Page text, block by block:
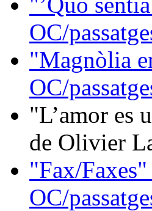
OC/
"Magnòlia
OC/
"L’amor es
de Olivier
"Fax/
OC/